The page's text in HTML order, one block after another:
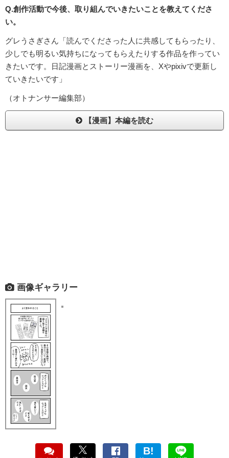
Q.創作活動で今後、取り組んでいきたいことを教えてくださ
い。
グレうさぎさん「読んでくださった人に共感してもらったり、
少しでも明るい気持ちになってもらえたりする作品を作ってい
きたいです。日記漫画とストーリー漫画を、Xやpixivで更新し
ていきたいです」
（オトナンサー編集部）
【漫画】本編を読む
画像ギャラリー
B!